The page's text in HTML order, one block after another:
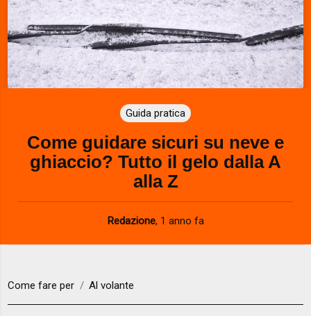
Guida pratica
Come guidare sicuri su neve e
ghiaccio? Tutto il gelo dalla A
alla Z
Redazione, 1 anno fa
Come fare per Al volante